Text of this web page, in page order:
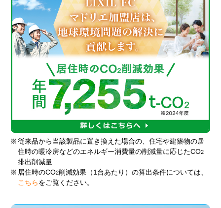
※ 従来品から当該製品に置き換えた場合の、住宅や建築物の居
住時の暖冷房などのエネルギー消費量の削減量に応じたCO2
排出削減量
※ 居住時のCO2削減効果（1台あたり）の算出条件については、
こちら をご覧ください。